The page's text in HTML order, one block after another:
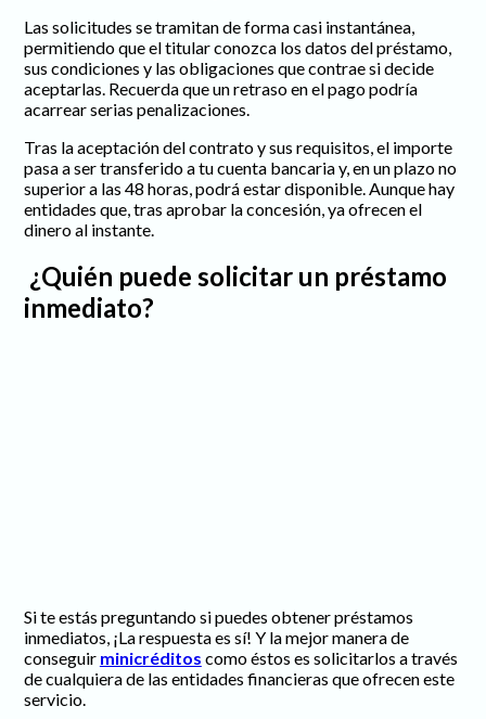
Las solicitudes se tramitan de forma casi instantánea,
permitiendo que el titular conozca los datos del préstamo,
sus condiciones y las obligaciones que contrae si decide
aceptarlas. Recuerda que un retraso en el pago podría
acarrear serias penalizaciones.
Tras la aceptación del contrato y sus requisitos, el importe
pasa a ser transferido a tu cuenta bancaria y, en un plazo no
superior a las 48 horas, podrá estar disponible. Aunque hay
entidades que, tras aprobar la concesión, ya ofrecen el
dinero al instante.
¿Quién puede solicitar un préstamo
inmediato?
Si te estás preguntando si puedes obtener préstamos
inmediatos, ¡La respuesta es sí! Y la mejor manera de
conseguir minicréditos como éstos es solicitarlos a través
de cualquiera de las entidades financieras que ofrecen este
servicio.